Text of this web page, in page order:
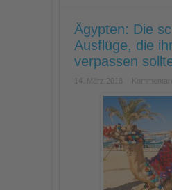
Ägypten: Die
Ausflüge, die
verpassen
14. März 2018